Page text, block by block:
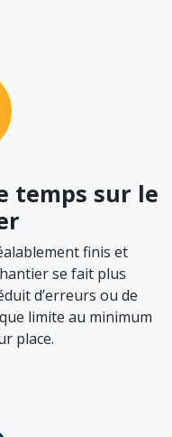
temps sur le
finis et
se fait plus
d’erreurs ou de
limite au minimum
place.